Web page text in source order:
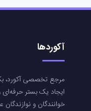
آکوردها
مرجع تخصصی آکورد،
ایجاد یک بستر حرفه‌ای
خوانندگان و